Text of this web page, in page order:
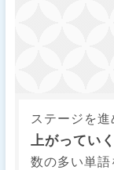
ステージを進
上がってい
数の多い単